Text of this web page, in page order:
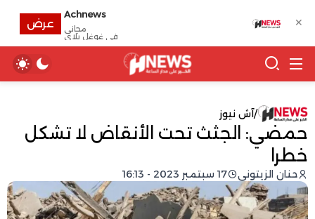
/آش نيوز
حمضي: الجثث تحت الأنقاض لا تشكل
خطرا
حنان الزيتوني 17 سبتمبر 2023 - 16:13
✕
Achnews
مجانى
في غوغل بلاي
عرض